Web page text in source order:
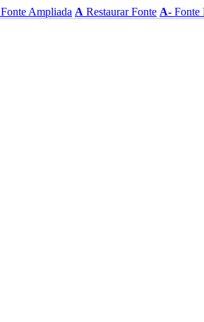
Fonte Ampliada A Restaurar Fonte A- Fonte